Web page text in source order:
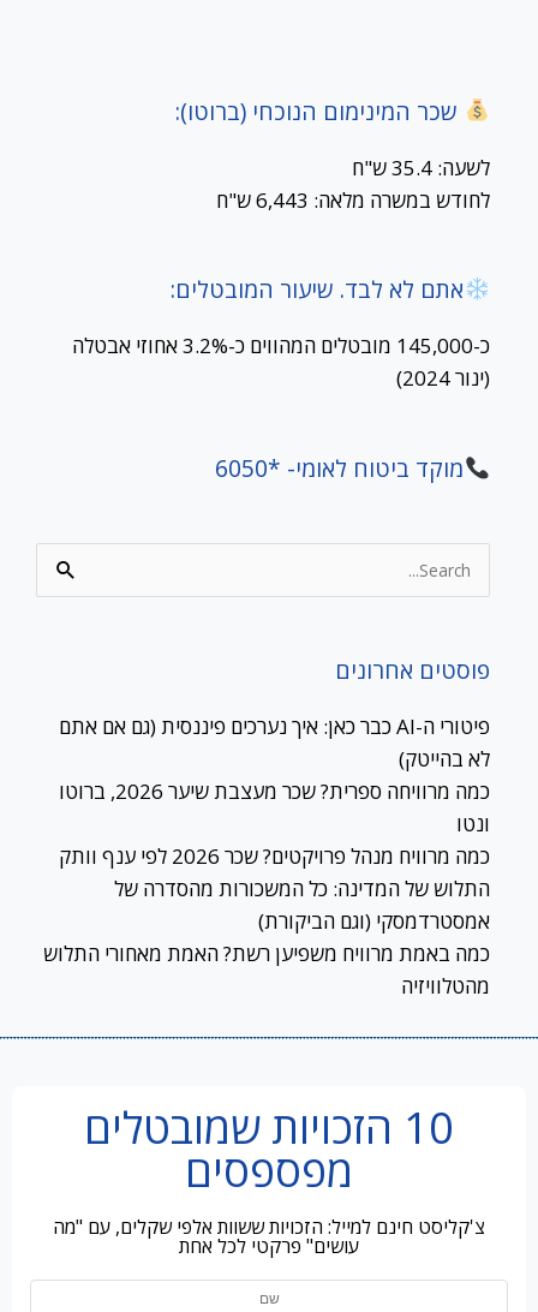
שכר המינימום הנוכחי (ברוטו):
לשעה: 35.4 ש"ח
לחודש במשרה מלאה: 6,443 ש"ח
אתם לא לבד. שיעור המובטלים:
כ-145,000 מובטלים המהווים כ-3.2% אחוזי אבטלה
(ינור 2024)
מוקד ביטוח לאומי- *6050
Search
for:
פוסטים אחרונים
פיטורי ה-AI כבר כאן: איך נערכים פיננסית (גם אם אתם
לא בהייטק)
כמה מרוויחה ספרית? שכר מעצבת שיער 2026, ברוטו
ונטו
כמה מרוויח מנהל פרויקטים? שכר 2026 לפי ענף וותק
התלוש של המדינה: כל המשכורות מהסדרה של
אמסטרדמסקי (וגם הביקורת)
כמה באמת מרוויח משפיען רשת? האמת מאחורי התלוש
מהטלוויזיה
10 הזכויות שמובטלים
מפספסים
צ'קליסט חינם למייל: הזכויות ששוות אלפי שקלים, עם "מה
עושים" פרקטי לכל אחת